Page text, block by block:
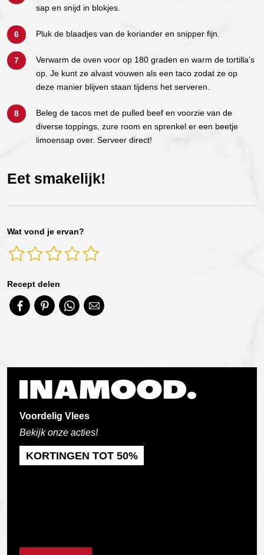
sap en snijd in blokjes.
Pluk de blaadjes van de koriander en snipper fijn.
Verwarm de oven voor op 180 graden en warm de tortilla’s
op. Je kunt ze alvast vouwen als een taco zodat ze op
deze manier blijven staan tijdens het serveren.
Beleg de tacos met de pulled beef en voorzie van de
diverse toppings, zure room en sprenkel er een beetje
limoensap over. Serveer direct!
Eet smakelijk!
Wat vond je ervan?
Recept delen
Voordelig Vlees
Bekijk onze acties!
KORTINGEN TOT 50%